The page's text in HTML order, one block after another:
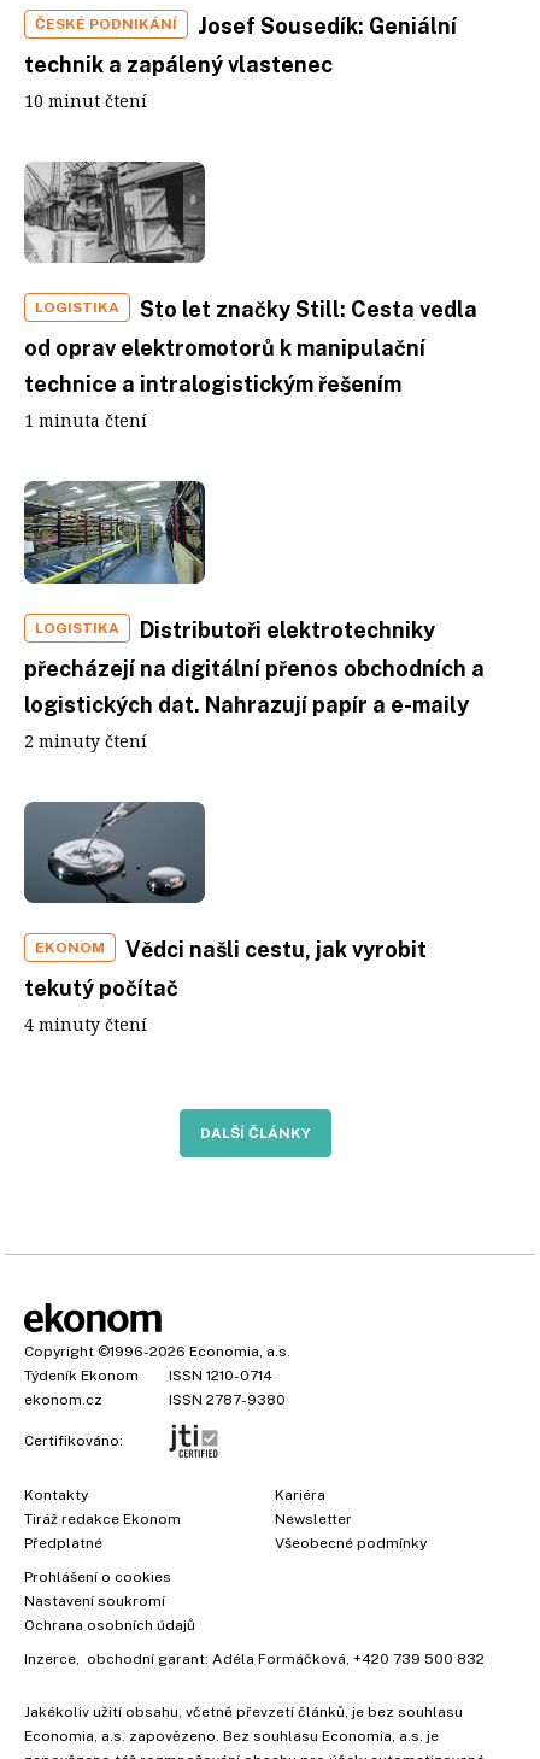
ČESKÉ PODNIKÁNÍ
Josef Sousedík: Geniální
technik a zapálený vlastenec
10 minut čtení
LOGISTIKA
Sto let značky Still: Cesta vedla
od oprav elektromotorů k manipulační
technice a intralogistickým řešením
1 minuta čtení
LOGISTIKA
Distributoři elektrotechniky
přecházejí na digitální přenos obchodních a
logistických dat. Nahrazují papír a e-maily
2 minuty čtení
EKONOM
Vědci našli cestu, jak vyrobit
tekutý počítač
4 minuty čtení
DALŠÍ ČLÁNKY
Copyright ©1996-2026 Economia, a.s.
Týdeník Ekonom
ISSN 1210-0714
ekonom.cz
ISSN 2787-9380
Certifikováno:
Kontakty
Tiráž redakce Ekonom
Předplatné
Kariéra
Newsletter
Všeobecné podmínky
Prohlášení o cookies
Nastavení soukromí
Ochrana osobních údajů
Inzerce, obchodní garant: Adéla Formáčková, +420 739 500 832
Jakékoliv užití obsahu, včetně převzetí článků, je bez souhlasu
Economia, a.s. zapovězeno. Bez souhlasu Economia, a.s. je